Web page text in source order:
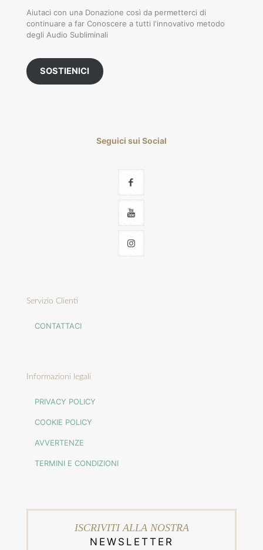
Aiutaci con una Donazione così da permetterci di
continuare a far Conoscere a tutti l'innovativo metodo
degli Audio Subliminali
SOSTIENICI
Seguici sui Social
Servizio Clienti
CONTATTACI
Informazioni legali
PRIVACY POLICY
COOKIE POLICY
AVVERTENZE
TERMINI E CONDIZIONI
ISCRIVITI ALLA NOSTRA
NEWSLETTER